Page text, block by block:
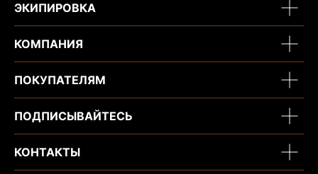
ЭКИПИРОВКА
КОМПАНИЯ
ПОКУПАТЕЛЯМ
ПОДПИСЫВАЙТЕСЬ
КОНТАКТЫ